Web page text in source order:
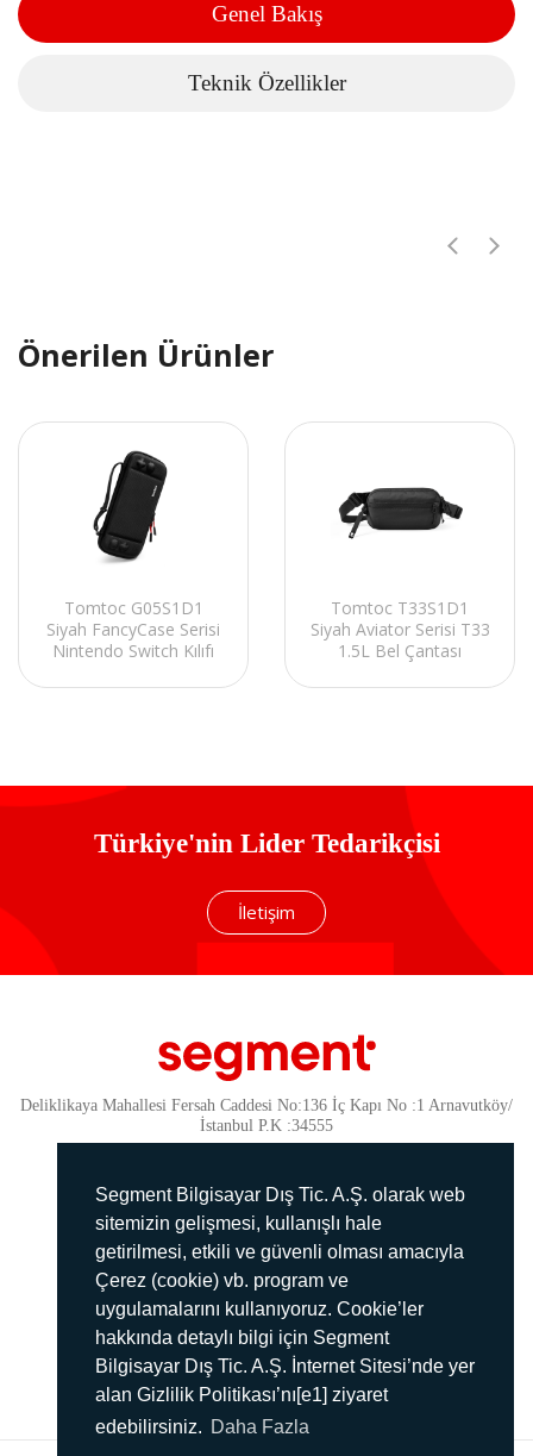
Segment Bilgisayar Dış Tic. A.Ş. olarak web
sitemizin gelişmesi, kullanışlı hale
getirilmesi, etkili ve güvenli olması amacıyla
Çerez (cookie) vb. program ve
uygulamalarını kullanıyoruz. Cookie’ler
hakkında detaylı bilgi için Segment
Bilgisayar Dış Tic. A.Ş. İnternet Sitesi’nde yer
alan Gizlilik Politikası’nı[e1] ziyaret
edebilirsiniz. Daha Fazla
Genel Bakış
Teknik Özellikler
Önerilen Ürünler
Tomtoc G05S1D1
Siyah FancyCase Serisi
Nintendo Switch Kılıfı
Tomtoc T33S1D1
Siyah Aviator Serisi T33
1.5L Bel Çantası
Türkiye'nin Lider Tedarikçisi
İletişim
Deliklikaya Mahallesi Fersah Caddesi No:136 İç Kapı No :1 Arnavutköy/
İstanbul P.K :34555
Güvenlik
KVKK Politikamız
Gizlilik Politikamız
Aydınlatma Metni
İmha Politikası
444 78 99
info@segment.com.tr